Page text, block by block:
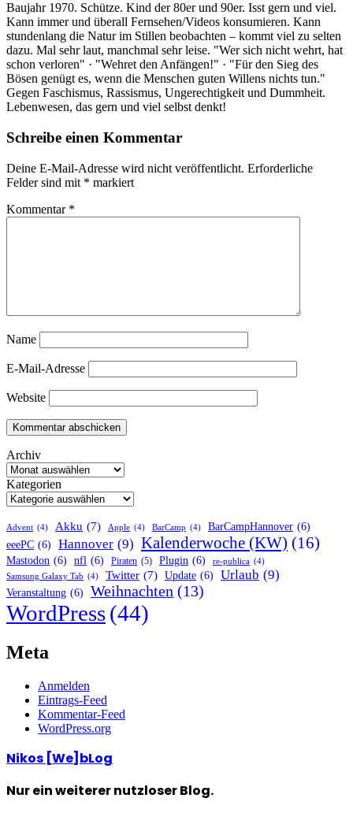
Baujahr 1970. Schütze. Kind der 80er und 90er. Isst gern und viel.
Kann immer und überall Fernsehen/Videos konsumieren. Kann
stundenlang die Natur im Stillen beobachten – kommt viel zu selten
dazu. Mal sehr laut, manchmal sehr leise. "Wer sich nicht wehrt, hat
schon verloren" · "Wehret den Anfängen!" · "Für den Sieg des
Bösen genügt es, wenn die Menschen guten Willens nichts tun."
Gegen Faschismus, Rassismus, Ungerechtigkeit und Dummheit.
Lebenwesen, das gern und viel selbst denkt!
Schreibe einen Kommentar
Deine E-Mail-Adresse wird nicht veröffentlicht. Erforderliche
Felder sind mit * markiert
Kommentar *
Name
E-Mail-Adresse
Website
Archiv
Kategorien
Advent (4) Akku (7) Apple (4) BarCamp (4) BarCampHannover (6)
eeePC (6) Hannover (9) Kalenderwoche (KW) (16)
Mastodon (6) nfl (6) Piraten (5) Plugin (6) re-publica (4)
Samsung Galaxy Tab (4) Twitter (7) Update (6) Urlaub (9)
Veranstaltung (6) Weihnachten (13)
WordPress(44)
Meta
Anmelden
Eintrags-Feed
Kommentar-Feed
WordPress.org
Nikos [We]bLog
Nur ein weiterer nutzloser Blog.